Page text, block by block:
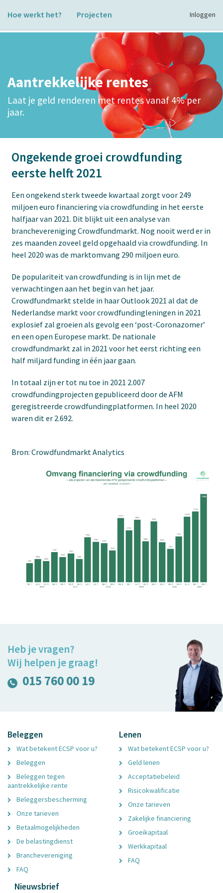
Hoe werkt het? Projecten Inloggen
Aantrekkelijke rentes
Laat je geld renderen met rentes vanaf 4% per
jaar.
Ongekende groei crowdfunding
eerste helft 2021
Een ongekend sterk tweede kwartaal zorgt voor 249
miljoen euro financiering via crowdfunding in het eerste
halfjaar van 2021. Dit blijkt uit een analyse van
branchevereniging Crowdfundmarkt. Nog nooit werd er in
zes maanden zoveel geld opgehaald via crowdfunding. In
heel 2020 was de marktomvang 290 miljoen euro.
De populariteit van crowdfunding is in lijn met de
verwachtingen aan het begin van het jaar.
Crowdfundmarkt stelde in haar Outlook 2021 al dat de
Nederlandse markt voor crowdfundingleningen in 2021
explosief zal groeien als gevolg een ‘post-Coronazomer’
en een open Europese markt. De nationale
crowdfundmarkt zal in 2021 voor het eerst richting een
half miljard funding in één jaar gaan.
In totaal zijn er tot nu toe in 2021 2.007
crowdfundingprojecten gepubliceerd door de AFM
geregistreerde crowdfundingplatformen. In heel 2020
waren dit er 2.692.
Bron: Crowdfundmarkt Analytics
Heb je vragen?
Wij helpen je graag!
015 760 00 19
Beleggen
Wat betekent ECSP voor u?
Beleggen
Beleggen tegen
aantrekkelijke rente
Beleggersbescherming
Onze tarieven
Betaalmogelijkheden
De belastingdienst
Branchevereniging
FAQ
Lenen
Wat betekent ECSP voor u?
Geld lenen
Acceptatiebeleid
Risicokwalificatie
Onze tarieven
Zakelijke financiering
Groeikapitaal
Werkkapitaal
FAQ
Nieuwsbrief